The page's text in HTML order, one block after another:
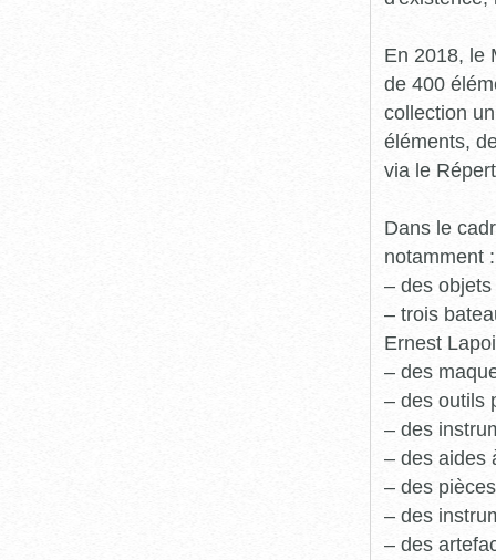
En 2018, le
de 400
collection
éléments,
via le
Dans le
notamment :
– des
– trois
Ernest
– des
– des outils
– des
– des aides
– des
– des
– des